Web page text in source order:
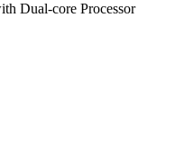
Dual-core Processor